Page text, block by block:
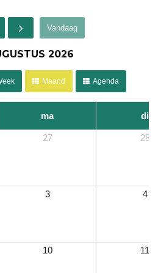
Vandaag
2026
Maand Agenda
ma di
27 28
3 4
10 11